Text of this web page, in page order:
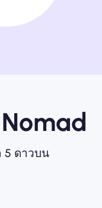
5 ดาวบน